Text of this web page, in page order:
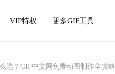
VIP特权 更多GIF工具
选？GIF中文网免费动图制作全攻略